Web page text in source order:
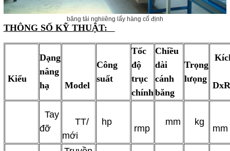
băng tải nghiiêng lấy hàng cố định
THÔNG SỐ KỸ THUẬT:
Kiểu
Dạng
nâng
hạ
Model
Công
suất
Tốc
độ
trục
chính
Chiều
dài
cánh
băng
Trọng
lưọng
Tay
đỡ
TT/
mới
hp
rmp
mm kg
mm